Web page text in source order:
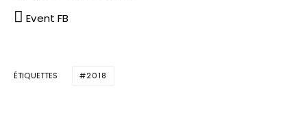
Event FB
ÉTIQUETTES 2018